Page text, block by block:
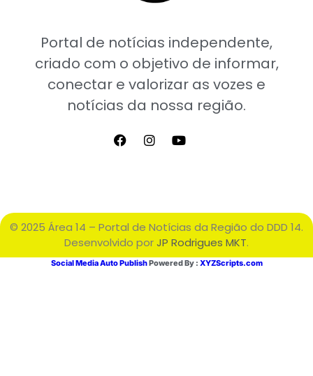
Portal de notícias independente,
criado com o objetivo de informar,
conectar e valorizar as vozes e
notícias da nossa região.
© 2025 Área 14 – Portal de Notícias da Região do DDD 14.
Desenvolvido porJP Rodrigues MKT.
Social Media Auto PublishPowered By : XYZScripts.com